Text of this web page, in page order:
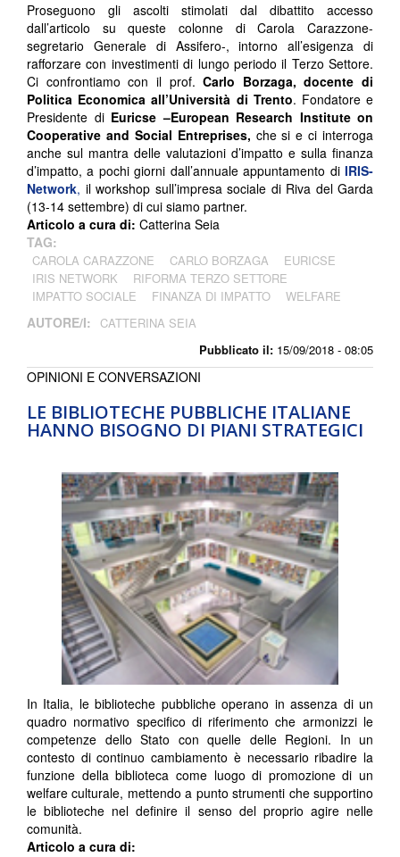
Pubblicato il: 15/09/2018 - 08:05
Proseguono gli ascolti stimolati dal dibattito accesso
dall’articolo su queste colonne di Carola Carazzone-
segretario Generale di Assifero-, intorno all’esigenza di
rafforzare con investimenti di lungo periodo il Terzo Settore.
Ci confrontiamo con il prof.Carlo Borzaga, docente di
Politica Economica all’Università di Trento. Fondatore e
Presidente di Euricse –European Research Institute on
Cooperative and Social Entreprises, che si e ci interroga
anche sul mantra delle valutazioni d’impatto e sulla finanza
d’impatto, a pochi giorni dall’annuale appuntamento di IRIS-
Network, il workshop sull’impresa sociale di Riva del Garda
(13-14 settembre) di cui siamo partner.
Articolo a cura di: Catterina Seia
TAG:
CAROLA CARAZZONE CARLO BORZAGA
EURICSE
IRIS NETWORK
RIFORMA TERZO SETTORE
IMPATTO SOCIALE
FINANZA DI IMPATTO WELFARE
AUTORE/I: CATTERINA SEIA
LE BIBLIOTECHE PUBBLICHE ITALIANE
HANNO BISOGNO DI PIANI STRATEGICI
OPINIONI E CONVERSAZIONI
In Italia, le biblioteche pubbliche operano in assenza di un
quadro normativo specifico di riferimento che armonizzi le
competenze dello Stato con quelle delle Regioni. In un
contesto di continuo cambiamento è necessario ribadire la
funzione della biblioteca come luogo di promozione di un
welfare culturale, mettendo a punto strumenti che supportino
le biblioteche nel definire il senso del proprio agire nelle
comunità.
Articolo a cura di: